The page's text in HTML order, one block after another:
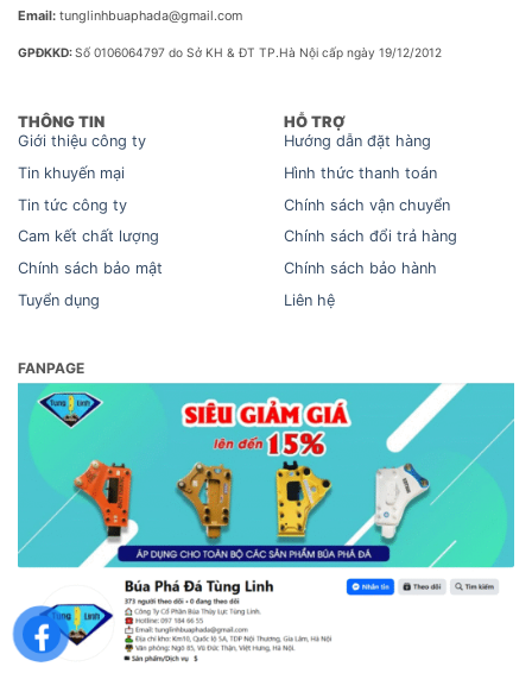
Email: tunglinhbuaphada@gmail.com
GPĐKKD:Số 0106064797 do Sở KH & ĐT TP.Hà Nội cấp ngày 19/12/2012
THÔNG TIN
Giới thiệu công ty
Tin khuyến mại
Tin tức công ty
Cam kết chất lượng
Chính sách bảo mật
Tuyển dụng
HỖ TRỢ
Hướng dẫn đặt hàng
Hình thức thanh toán
Chính sách vận chuyển
Chính sách đổi trả hàng
Chính sách bảo hành
Liên hệ
FANPAGE